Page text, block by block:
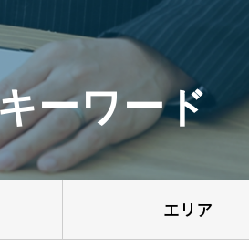
ーワード
エリア